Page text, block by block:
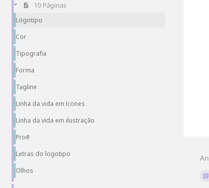
10 Páginas
Logotipo
Cor
Tipografia
Forma
Tagline
Linha da vida em ícones
Linha da vida em ilustração
Pro#
Letras do logotipo
Olhos